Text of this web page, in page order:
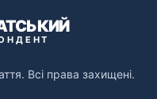
Всі права захищені.